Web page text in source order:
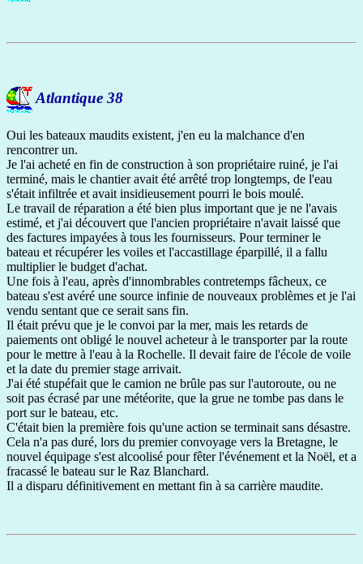
Atlantique 38
Oui les bateaux maudits existent, j'en eu la malchance d'en
rencontrer un.
Je l'ai acheté en fin de construction à son propriétaire ruiné, je l'ai
terminé, mais le chantier avait été arrêté trop longtemps, de l'eau
s'était infiltrée et avait insidieusement pourri le bois moulé.
Le travail de réparation a été bien plus important que je ne l'avais
estimé, et j'ai découvert que l'ancien propriétaire n'avait laissé que
des factures impayées à tous les fournisseurs. Pour terminer le
bateau et récupérer les voiles et l'accastillage éparpillé, il a fallu
multiplier le budget d'achat.
Une fois à l'eau, après d'innombrables contretemps fâcheux, ce
bateau s'est avéré une source infinie de nouveaux problèmes et je l'ai
vendu sentant que ce serait sans fin.
Il était prévu que je le convoi par la mer, mais les retards de
paiements ont obligé le nouvel acheteur à le transporter par la route
pour le mettre à l'eau à la Rochelle. Il devait faire de l'école de voile
et la date du premier stage arrivait.
J'ai été stupéfait que le camion ne brûle pas sur l'autoroute, ou ne
soit pas écrasé par une météorite, que la grue ne tombe pas dans le
port sur le bateau, etc.
C'était bien la première fois qu'une action se terminait sans désastre.
Cela n'a pas duré, lors du premier convoyage vers la Bretagne, le
nouvel équipage s'est alcoolisé pour fêter l'événement et la Noël, et a
fracassé le bateau sur le Raz Blanchard.
Il a disparu définitivement en mettant fin à sa carrière maudite.